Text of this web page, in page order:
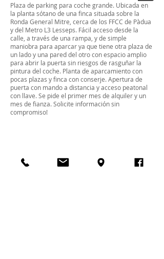
Plaza de parking para coche grande. Ubicada en
la planta sótano de una finca situada sobre la
Ronda General Mitre, cerca de los FFCC de Pàdua
y del Metro L3 Lesseps. Fácil acceso desde la
calle, a través de una rampa, y de simple
maniobra para aparcar ya que tiene otra plaza de
un lado y una pared del otro con espacio amplio
para abrir la puerta sin riesgos de rasguñar la
pintura del coche. Planta de aparcamiento con
pocas plazas y finca con conserje. Apertura de
puerta con mando a distancia y acceso peatonal
con llave. Se pide el primer mes de alquiler y un
mes de fianza. Solicite información sin
compromiso!